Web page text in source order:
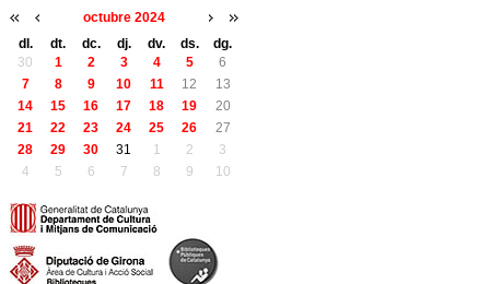
octubre 2024
dl.
dt. dc. dj. dv. ds.
dg.
30
1 2 3 4 5
6
7
8 9 10 11 12
13
14
15 16 17 18 19
20
21
22 23 24 25 26
27
28
29 30 31 1 2
3
4
5 6 7 8 9 10